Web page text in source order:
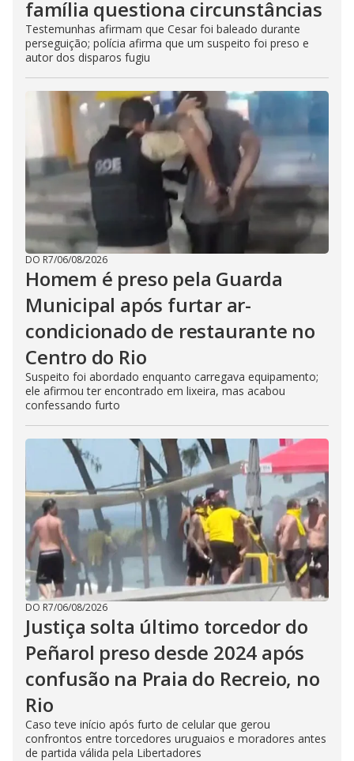
família questiona circunstâncias
Testemunhas afirmam que Cesar foi baleado durante
perseguição; polícia afirma que um suspeito foi preso e
autor dos disparos fugiu
DO R7/06/08/2026
Homem é preso pela Guarda
Municipal após furtar ar-
condicionado de restaurante no
Centro do Rio
Suspeito foi abordado enquanto carregava equipamento;
ele afirmou ter encontrado em lixeira, mas acabou
confessando furto
DO R7/06/08/2026
Justiça solta último torcedor do
Peñarol preso desde 2024 após
confusão na Praia do Recreio, no
Rio
Caso teve início após furto de celular que gerou
confrontos entre torcedores uruguaios e moradores antes
de partida válida pela Libertadores